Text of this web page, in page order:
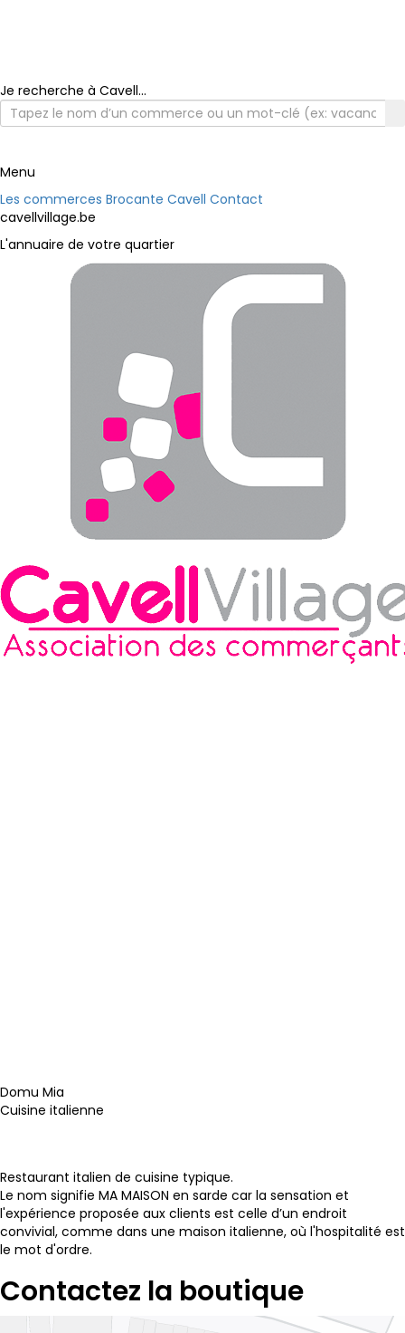
Je recherche à Cavell...
Menu
Les commerces Brocante Cavell Contact
cavellvillage.be
L'annuaire de votre quartier
Domu Mia
Cuisine italienne
Restaurant italien de cuisine typique.
Le nom signifie MA MAISON en sarde car la sensation et
l'expérience proposée aux clients est celle d’un endroit
convivial, comme dans une maison italienne, où l'hospitalité est
le mot d'ordre.
Contactez la boutique